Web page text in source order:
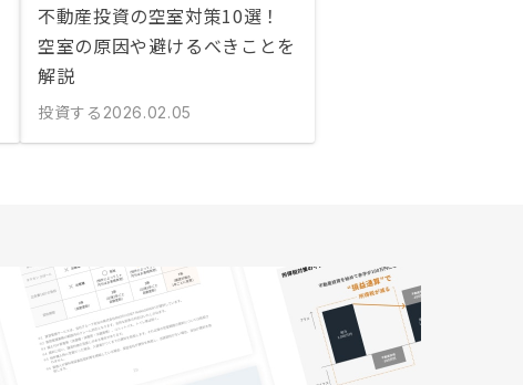
不動産投資の空室対策10選！
空室の原因や避けるべきことを
解説
投資する 2026.02.05